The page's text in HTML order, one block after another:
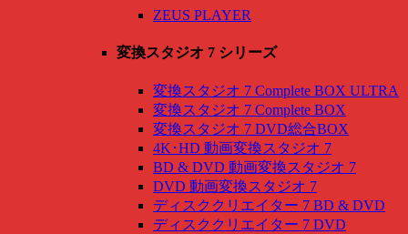
ZEUS PLAYER
変換スタジオ 7 シリーズ
変換スタジオ 7 Complete BOX ULTRA
変換スタジオ 7 Complete BOX
変換スタジオ 7 DVD総合BOX
4K･HD 動画変換スタジオ 7
BD & DVD 動画変換スタジオ 7
DVD 動画変換スタジオ 7
ディスククリエイター 7 BD & DVD
ディスククリエイター 7 DVD